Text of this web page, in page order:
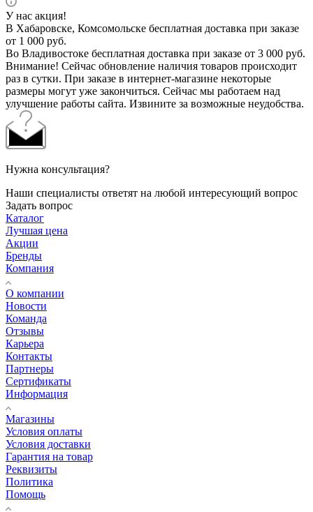
У нас акция!
В Хабаровске, Комсомольске бесплатная доставка при заказе
от 1 000 руб.
Во Владивостоке бесплатная доставка при заказе от 3 000 руб.
Внимание! Сейчас обновление наличия товаров происходит
раз в сутки. При заказе в интернет-магазине некоторые
размеры могут уже закончиться. Сейчас мы работаем над
улучшение работы сайта. Извините за возможные неудобства.
Нужна консультация?
Наши специалисты ответят на любой интересующий вопрос
Задать вопрос
Каталог
Лучшая цена
Акции
Бренды
Компания
О компании
Новости
Команда
Отзывы
Карьера
Контакты
Партнеры
Сертификаты
Информация
Магазины
Условия оплаты
Условия доставки
Гарантия на товар
Реквизиты
Политика
Помощь